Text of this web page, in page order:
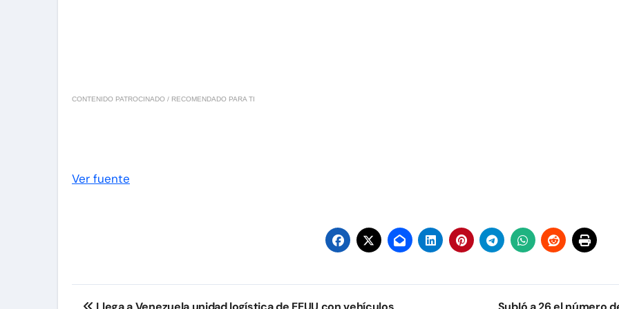
CONTENIDO PATROCINADO / RECOMENDADO PARA TI
Ver fuente
Navegación